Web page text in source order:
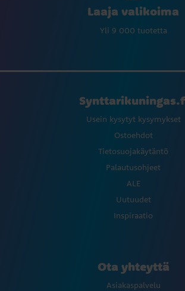
Laaja valikoima
Yli 9 000 tuotetta
Usein kysytyt kysymykset
Ostoehdot
Tietosuojakäytäntö
Palautusohjeet
ALE
Uutuudet
Inspiraatio
Ota yhteyttä
Asiakaspalvelu